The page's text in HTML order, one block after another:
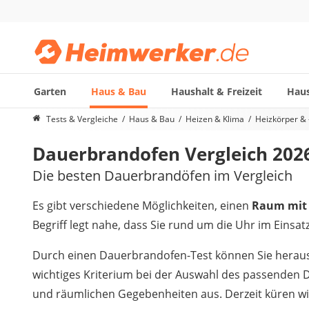
Garten Haus & Bau Haushalt & Freizeit
Die beliebtesten Vergleiche nach Kategorie
Außenleuchte mit Kamera
Ozongenerator
Powerbank
Smart-Home-Rauchmelder
Schlüsseltresor
Überwachungskameras außen
Regendusche
Reizstromgerät
Infrarot-Thermometer
Tests & Vergleiche Haus & Bau Heizen & Klima Heizkörper &
Dauerbrandofen Vergleich
Die besten Dauerbrandöfen im Vergleich
Es gibt verschiedene Möglichkeiten, einen Raum mit
Begriff legt nahe, dass Sie rund um die Uhr im
Durch einen Dauerbrandofen-Test können Sie
wichtiges Kriterium bei der Auswahl des passenden
und räumlichen Gegebenheiten aus. Derzeit küren